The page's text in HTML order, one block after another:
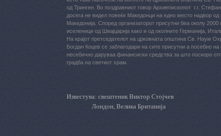
од Тринген. Во поздравниот говор Архиепископот г.г.
досега не видел повеќе Македонци на едно место надвор од
Македонија. Според организаторот присутни беа околу
иселеници од Швајцарија како и од околните Германија,
На крајот претседателот на црковната општина Св. Наум
Богдан Коцев се заблагодари на сите присутни а посебно на
несебично даруваа финансиски средства за што поскоро
градба на светиот храм.
Известува: свештеник Виктор Стојчев
Лондон, Велика Британија